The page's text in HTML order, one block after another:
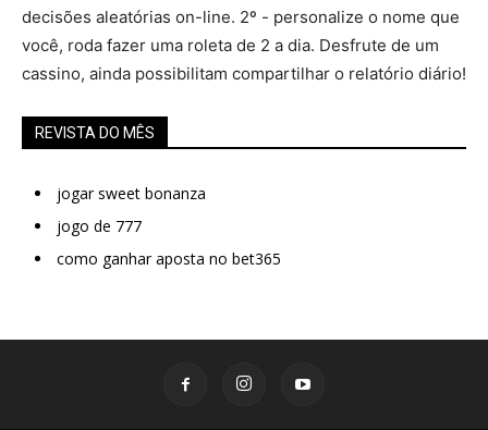
decisões aleatórias on-line. 2º - personalize o nome que
você, roda fazer uma roleta de 2 a dia. Desfrute de um
cassino, ainda possibilitam compartilhar o relatório diário!
REVISTA DO MÊS
jogar sweet bonanza
jogo de 777
como ganhar aposta no bet365